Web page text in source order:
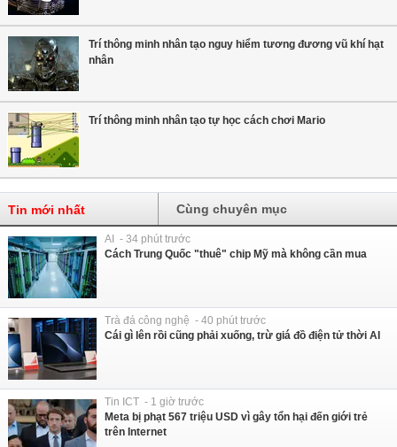
Trí thông minh nhân tạo nguy hiểm tương đương vũ khí hạt
nhân
Trí thông minh nhân tạo tự học cách chơi Mario
Tin mới nhất Cùng chuyên mục
AI - 34 phút trước
Cách Trung Quốc "thuê" chip Mỹ mà không cần mua
Trà đá công nghệ - 40 phút trước
Cái gì lên rồi cũng phải xuống, trừ giá đồ điện tử thời AI
Tin ICT - 1 giờ trước
Meta bị phạt 567 triệu USD vì gây tổn hại đến giới trẻ
trên Internet